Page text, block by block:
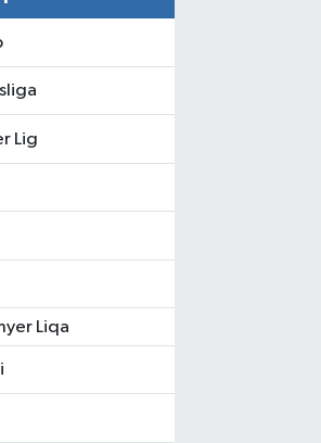
Lig
Liqa